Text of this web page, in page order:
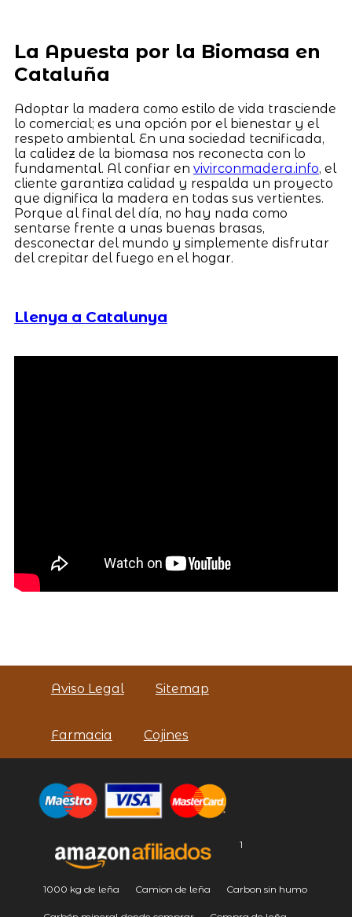
La Apuesta por la Biomasa en
Cataluña
Adoptar la madera como estilo de vida trasciende
lo comercial; es una opción por el bienestar y el
respeto ambiental. En una sociedad tecnificada,
la calidez de la biomasa nos reconecta con lo
fundamental. Al confiar en vivirconmadera.info, el
cliente garantiza calidad y respalda un proyecto
que dignifica la madera en todas sus vertientes.
Porque al final del día, no hay nada como
sentarse frente a unas buenas brasas,
desconectar del mundo y simplemente disfrutar
del crepitar del fuego en el hogar.
Llenya a Catalunya
Aviso Legal Sitemap
Farmacia Cojines
1
1000 kg de leña Camion de leña Carbon sin humo